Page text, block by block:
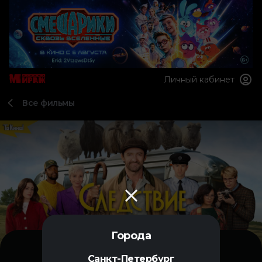
Города
Санкт-Петербург
Личный кабинет
Все фильмы